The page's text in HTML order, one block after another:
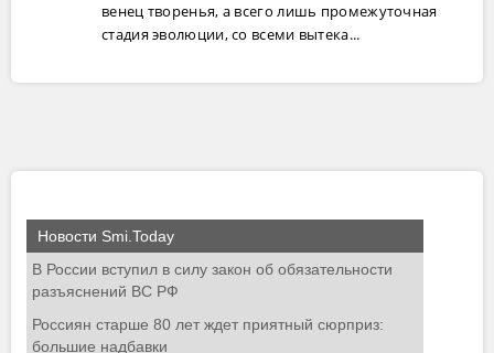
венец творенья, а всего лишь промежуточная
стадия эволюции, со всеми вытека...